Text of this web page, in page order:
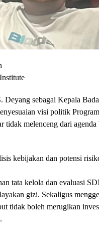
Deyang sebagai Kepala
visi politik
melenceng dari agenda
kebijakan dan potensi
tata kelola dan evaluasi
gizi. Sekaligus
tidak boleh merugikan